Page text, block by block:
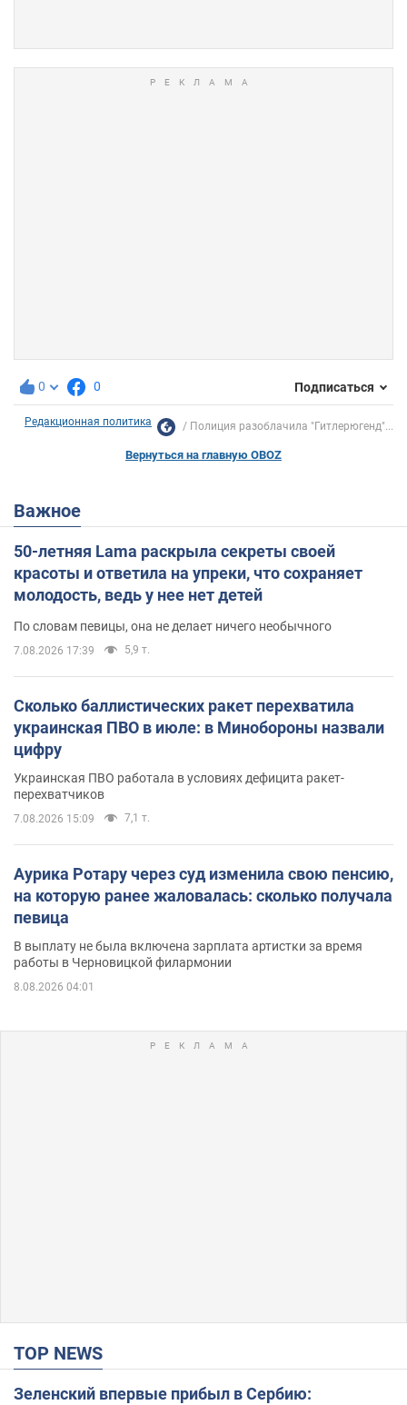
0 0 Подписаться
Редакционная политика Полиция разоблачила "Гитлерюгенд"...
Вернуться на главную OBOZ
Важное
50-летняя Lama раскрыла секреты своей
красоты и ответила на упреки, что сохраняет
молодость, ведь у нее нет детей
По словам певицы, она не делает ничего необычного
7.08.2026 17:39 5,9 т.
Сколько баллистических ракет перехватила
украинская ПВО в июле: в Минобороны назвали
цифру
Украинская ПВО работала в условиях дефицита ракет-
перехватчиков
7.08.2026 15:09 7,1 т.
Аурика Ротару через суд изменила свою пенсию,
на которую ранее жаловалась: сколько получала
певица
В выплату не была включена зарплата артистки за время
работы в Черновицкой филармонии
8.08.2026 04:01
TOP NEWS
Зеленский впервые прибыл в Сербию: